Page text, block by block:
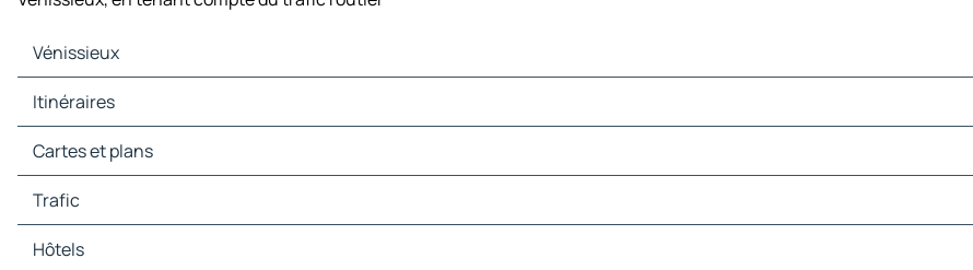
Vénissieux
Vénissieux Cartes et plans
Vénissieux Trafic
Vénissieux Hôtels
Vénissieux Restaurants
Vénissieux Stations-service
Itinéraires
Itinéraires Vénissieux - Lyon
Itinéraires Vénissieux - Villeurbanne
Itinéraires Vénissieux - Vaulx-en-Velin
Itinéraires Vénissieux - Saint-Fons
Itinéraires Vénissieux - Saint-Priest
Itinéraires Vénissieux - Bron
Cartes et plans
Cartes et plans Lyon
Cartes et plans Villeurbanne
Cartes et plans Vaulx-en-Velin
Cartes et plans Saint-Fons
Trafic
Trafic Lyon
Trafic Villeurbanne
Hôtels